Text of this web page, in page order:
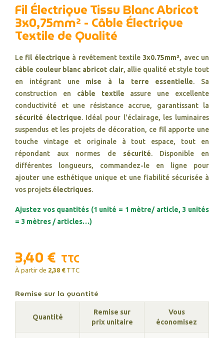
Fil Électrique Tissu Blanc Abricot
3x0,75mm² - Câble Électrique
Textile de Qualité
Le fil électrique à revêtement textile 3x0.75mm², avec un
câble couleur blanc abricot clair, allie qualité et style tout
en intégrant une mise à la terre essentielle. Sa
construction en câble textile assure une excellente
conductivité et une résistance accrue, garantissant la
sécurité électrique. Idéal pour l'éclairage, les luminaires
suspendus et les projets de décoration, ce filapporte une
touche vintage et originale à tout espace, tout en
répondant aux normes de sécurité. Disponible en
différentes longueurs, commandez-le en ligne pour
ajouter une esthétique unique et une fiabilité sécurisée à
vos projets électriques.
Ajustez vos quantités (1 unité = 1 mètre/ article, 3 unités
= 3 mètres / articles…)
3,40 € TTC
À partir de 2,38 € TTC
Remise sur la quantité
Quantité
Remise sur
prix unitaire
Vous
économisez